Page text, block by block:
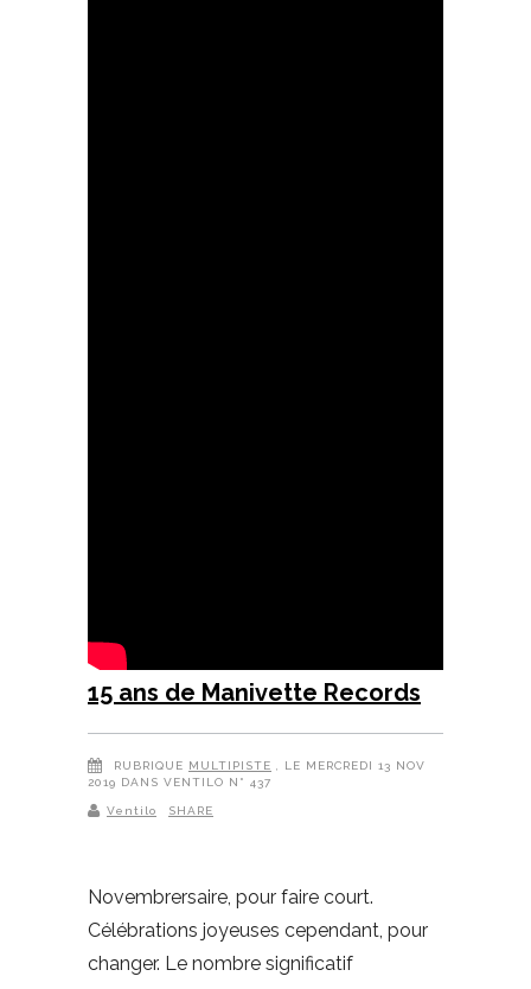
15 ans de Manivette Records
RUBRIQUE MULTIPISTE
, LE MERCREDI 13 NOV
2019 DANS VENTILO N° 437
Ventilo SHARE
Novembrersaire, pour faire court.
Célébrations joyeuses cependant, pour
changer. Le nombre significatif